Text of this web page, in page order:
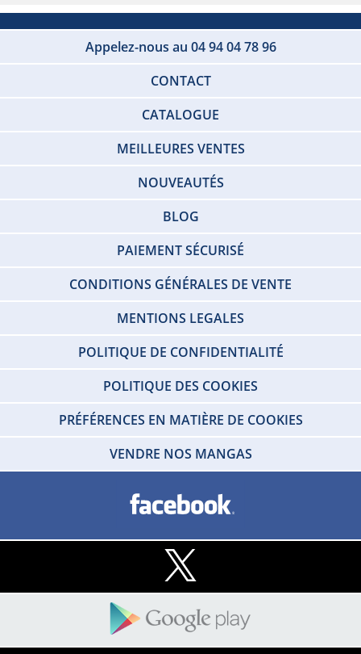
Appelez-nous au 04 94 04 78 96
CONTACT
CATALOGUE
MEILLEURES VENTES
NOUVEAUTÉS
BLOG
PAIEMENT SÉCURISÉ
CONDITIONS GÉNÉRALES DE VENTE
MENTIONS LEGALES
POLITIQUE DE CONFIDENTIALITÉ
POLITIQUE DES COOKIES
PRÉFÉRENCES EN MATIÈRE DE COOKIES
VENDRE NOS MANGAS